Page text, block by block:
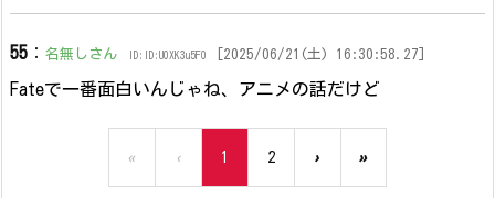
55 ： 名無しさん ID:ID:U0XK3u5F0 [2025/06/21(土) 16:30:58.27]
Fateで一番面白いんじゃね、アニメの話だけど
« ‹ 1 2 › »